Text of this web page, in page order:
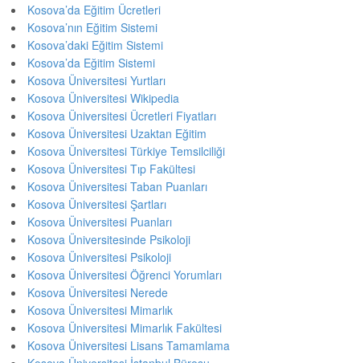
Kosova’da Eğitim Ücretleri
Kosova’nın Eğitim Sistemi
Kosova’daki Eğitim Sistemi
Kosova’da Eğitim Sistemi
Kosova Üniversitesi Yurtları
Kosova Üniversitesi Wikipedia
Kosova Üniversitesi Ücretleri Fiyatları
Kosova Üniversitesi Uzaktan Eğitim
Kosova Üniversitesi Türkiye Temsilciliği
Kosova Üniversitesi Tıp Fakültesi
Kosova Üniversitesi Taban Puanları
Kosova Üniversitesi Şartları
Kosova Üniversitesi Puanları
Kosova Üniversitesinde Psikoloji
Kosova Üniversitesi Psikoloji
Kosova Üniversitesi Öğrenci Yorumları
Kosova Üniversitesi Nerede
Kosova Üniversitesi Mimarlık
Kosova Üniversitesi Mimarlık Fakültesi
Kosova Üniversitesi Lisans Tamamlama